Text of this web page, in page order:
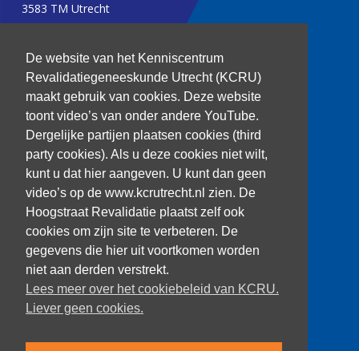
De website van het Kenniscentrum
Revalidatiegeneeskunde Utrecht (KCRU)
maakt gebruik van cookies. Deze website
toont video’s van onder andere YouTube.
Dergelijke partijen plaatsen cookies (third
party cookies). Als u deze cookies niet wilt,
kunt u dat hier aangeven. U kunt dan geen
video’s op de www.kcrutrecht.nl zien. De
Hoogstraat Revalidatie plaatst zelf ook
cookies om zijn site te verbeteren. De
gegevens die hier uit voortkomen worden
niet aan derden verstrekt.
Lees meer over het cookiebeleid van KCRU.
Liever geen cookies.
3583 TM Utrecht
kenniscentrum@dehoogstraat.nl
Over het KCRU
Samenwerkingen
Onze onderzoekers
Procedure onderzoeker
Volg ons